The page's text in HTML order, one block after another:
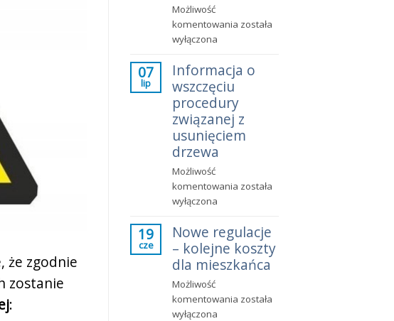
że zgodnie
zostanie
:
Możliwość
komentowania Przetarg
odrębnej
garażu
nr
os.
w
Koziegłowach
została
wyłączona
07
lip
Informacja o
wszczęciu
procedury
związanej z
usunięciem
drzewa
Możliwość
komentowania Informacja
procedury
związanej
z
została
wyłączona
19
cze
Nowe regulacje
– kolejne koszty
dla mieszkańca
Możliwość
komentowania Nowe
została
wyłączona